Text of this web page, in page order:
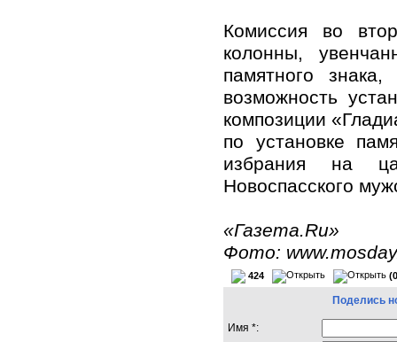
Комиссия во
колонны,
памятного
возможность
композиции
по установке
избрания на
Новоспасского
«Газета.Ru»
Фото:
424
Поделись
Имя *: